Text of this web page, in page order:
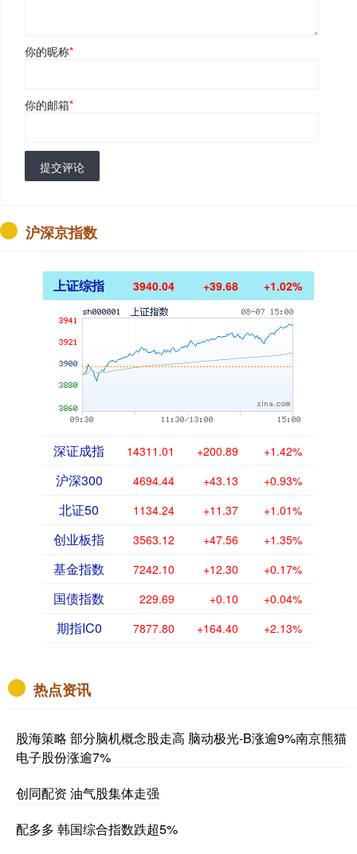
你的昵称*
你的邮箱*
提交评论
沪深京指数
上证综指 3940.04 +39.68 +1.02%
深证成指 14311.01 +200.89 +1.42%
沪深300 4694.44 +43.13 +0.93%
北证50 1134.24 +11.37 +1.01%
创业板指 3563.12 +47.56 +1.35%
基金指数 7242.10 +12.30 +0.17%
国债指数 229.69 +0.10 +0.04%
期指IC0 7877.80 +164.40 +2.13%
热点资讯
股海策略 部分脑机概念股走高 脑动极光-B涨逾9%南京熊猫
电子股份涨逾7%
创同配资 油气股集体走强
配多多 韩国综合指数跌超5%